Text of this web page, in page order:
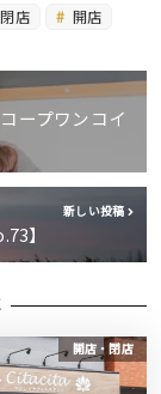
閉店 開店
ープワンコイ
新しい投稿
】
開店・閉店